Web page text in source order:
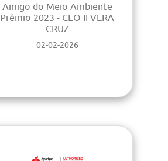
Amigo do Meio Ambiente
Prêmio 2023 - CEO II VERA
CRUZ
02-02-2026